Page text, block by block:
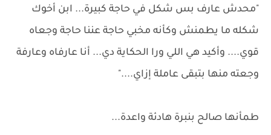
"محدش عارف بس شكل في حاجة كبيرة... ابن أخوك
شكله ما يطمنش وكأنه مخبي حاجة عننا حاجة وجعاه
قوي.... وأكيد هي اللي ورا الحكاية دي... أنا عارفاه وعارفة
وجعته منها بتبقى عاملة إزاي...."
طمأنها صالح بنبرة هادئة واعدة...